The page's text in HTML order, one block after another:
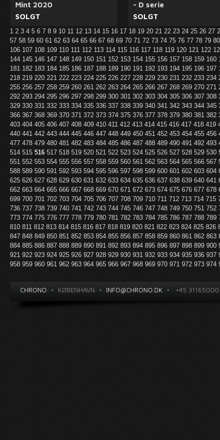
Mint 2020
SOLGT
- D serie
SOLGT
1 2 3 4 5 6 7 8 9 10 11 12 13 14 15 16 17 18 19 20 21 22 23 24 25 26 27
57 58 59 60 61 62 63 64 65 66 67 68 69 70 71 72 73 74 75 76 77 78 79
106 107 108 109 110 111 112 113 114 115 116 117 118 119 120 121 122
144 145 146 147 148 149 150 151 152 153 154 155 156 157 158 159 160
181 182 183 184 185 186 187 188 189 190 191 192 193 194 195 196 197
218 219 220 221 222 223 224 225 226 227 228 229 230 231 232 233 234
255 256 257 258 259 260 261 262 263 264 265 266 267 268 269 270 271
292 293 294 295 296 297 298 299 300 301 302 303 304 305 306 307 308
329 330 331 332 333 334 335 336 337 338 339 340 341 342 343 344 345
366 367 368 369 370 371 372 373 374 375 376 377 378 379 380 381 382
403 404 405 406 407 408 409 410 411 412 413 414 415 416 417 418 419
440 441 442 443 444 445 446 447 448 449 450 451 452 453 454 455 456
477 478 479 480 481 482 483 484 485 486 487 488 489 490 491 492 493
514 515 516 517 518 519 520 521 522 523 524 525 526 527 528 529 530
551 552 553 554 555 556 557 558 559 560 561 562 563 564 565 566 567
588 589 590 591 592 593 594 595 596 597 598 599 600 601 602 603 604
625 626 627 628 629 630 631 632 633 634 635 636 637 638 639 640 641
662 663 664 665 666 667 668 669 670 671 672 673 674 675 676 677 678
699 700 701 702 703 704 705 706 707 708 709 710 711 712 713 714 715
736 737 738 739 740 741 742 743 744 745 746 747 748 749 750 751 752
773 774 775 776 777 778 779 780 781 782 783 784 785 786 787 788 789
810 811 812 813 814 815 816 817 818 819 820 821 822 823 824 825 826
847 848 849 850 851 852 853 854 855 856 857 858 859 860 861 862 863
884 885 886 887 888 889 890 891 892 893 894 895 896 897 898 899 900
921 922 923 924 925 926 927 928 929 930 931 932 933 934 935 936 937
958 959 960 961 962 963 964 965 966 967 968 969 970 971 972 973 974
CHRONO • KØBENHAVN • INFO@CHRONO.DK • +45 31165000